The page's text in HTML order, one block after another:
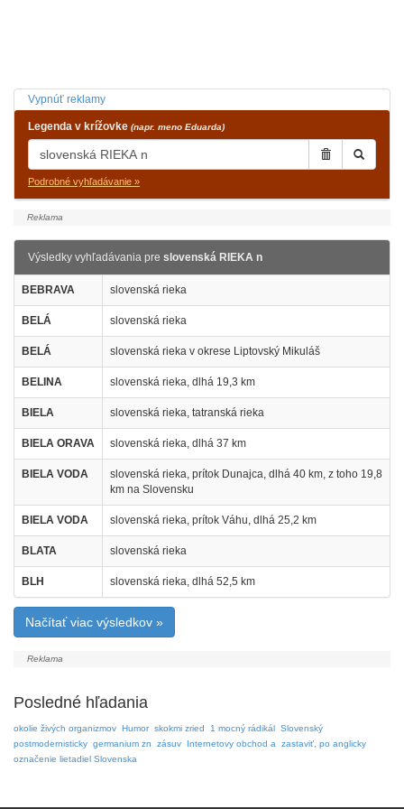
Vypnúť reklamy
Legenda v krížovke (napr. meno Eduarda)
Podrobné vyhľadávanie »
Výsledky vyhľadávania pre slovenská RIEKA n
BEBRAVA slovenská rieka
BELÁ slovenská rieka
BELÁ slovenská rieka v okrese Liptovský Mikuláš
BELINA slovenská rieka, dlhá 19,3 km
BIELA slovenská rieka, tatranská rieka
BIELA ORAVA slovenská rieka, dlhá 37 km
BIELA VODA
slovenská rieka, prítok Dunajca, dlhá 40 km, z toho 19,8
km na Slovensku
BIELA VODA slovenská rieka, prítok Váhu, dlhá 25,2 km
BLATA slovenská rieka
BLH slovenská rieka, dlhá 52,5 km
Načítať viac výsledkov »
Posledné hľadania
okolie živých organizmov Humor skokmi zried 1 mocný rádikál Slovenský
postmodernisticky germanium zn zásuv Internetovy obchod a
zastaviť, po anglicky
označenie lietadiel Slovenska